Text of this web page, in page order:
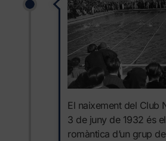
El naixement del Club
3 de juny de 1932 és
romàntica d’un grup